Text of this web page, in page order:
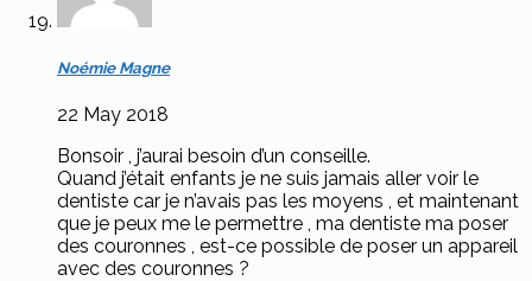
Noémie Magne
22 May 2018
Bonsoir , j’aurai besoin d’un conseille.
Quand j’était enfants je ne suis jamais aller voir le
dentiste car je n’avais pas les moyens , et maintenant
que je peux me le permettre , ma dentiste ma poser
des couronnes , est-ce possible de poser un appareil
avec des couronnes ?